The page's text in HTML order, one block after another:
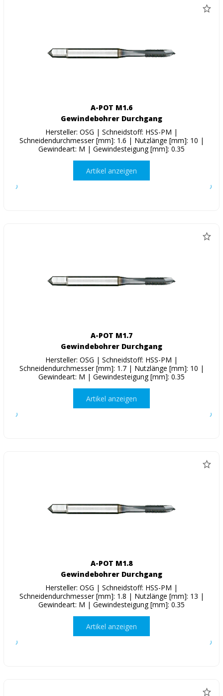
A-POT M1.6
Gewindebohrer Durchgang
Hersteller: OSG | Schneidstoff: HSS-PM |
Schneidendurchmesser [mm]: 1.6 | Nutzlänge [mm]: 10 |
Gewindeart: M | Gewindesteigung [mm]: 0.35
Artikel anzeigen
A-POT M1.7
Gewindebohrer Durchgang
Hersteller: OSG | Schneidstoff: HSS-PM |
Schneidendurchmesser [mm]: 1.7 | Nutzlänge [mm]: 10 |
Gewindeart: M | Gewindesteigung [mm]: 0.35
Artikel anzeigen
A-POT M1.8
Gewindebohrer Durchgang
Hersteller: OSG | Schneidstoff: HSS-PM |
Schneidendurchmesser [mm]: 1.8 | Nutzlänge [mm]: 13 |
Gewindeart: M | Gewindesteigung [mm]: 0.35
Artikel anzeigen